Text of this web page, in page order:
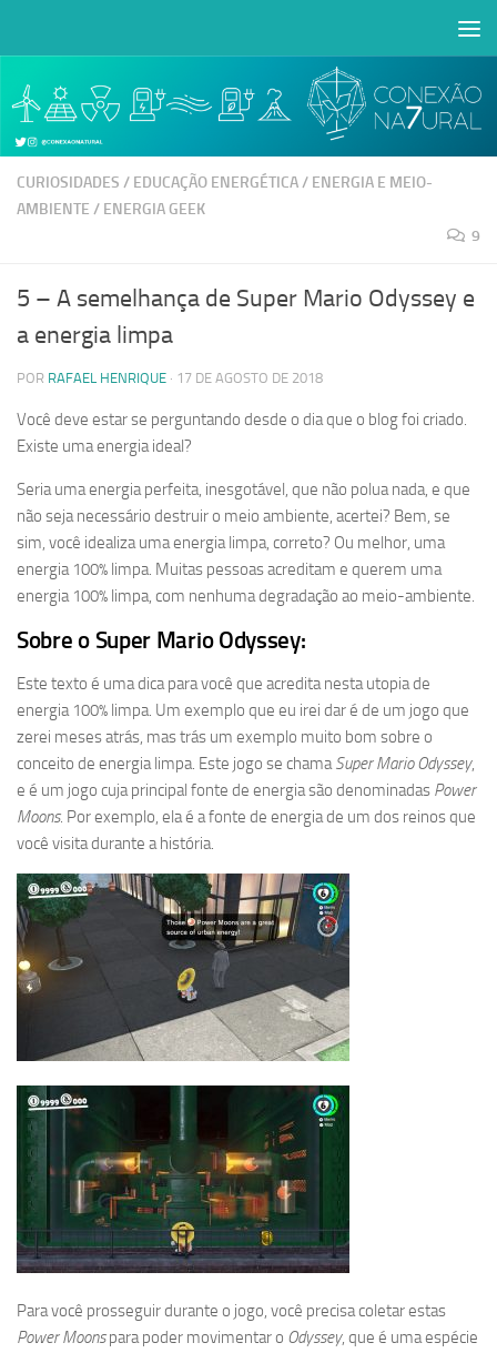
Abrir a barra de ferramentas
CURIOSIDADES / EDUCAÇÃO ENERGÉTICA/ ENERGIA E MEIO-
AMBIENTE / ENERGIA GEEK
9
5 – A semelhança de Super Mario Odyssey e
a energia limpa
POR RAFAEL HENRIQUE · 17 DE AGOSTO DE 2018
Você deve estar se perguntando desde o dia que o blog foi criado.
Existe uma energia ideal?
Seria uma energia perfeita, inesgotável, que não polua nada, e que
não seja necessário destruir o meio ambiente, acertei? Bem, se
sim, você idealiza uma energia limpa, correto? Ou melhor, uma
energia 100% limpa. Muitas pessoas acreditam e querem uma
energia 100% limpa, com nenhuma degradação ao meio-ambiente.
Sobre o Super Mario Odyssey:
Este texto é uma dica para você que acredita nesta utopia de
energia 100% limpa. Um exemplo que eu irei dar é de um jogo que
zerei meses atrás, mas trás um exemplo muito bom sobre o
conceito de energia limpa. Este jogo se chamaSuper Mario Odyssey,
e é um jogo cuja principal fonte de energia são denominadas Power
Moons. Por exemplo, ela é a fonte de energia de um dos reinos que
você visita durante a história.
Para você prosseguir durante o jogo, você precisa coletar estas
Power Moonspara poder movimentar o Odyssey, que é uma espécie